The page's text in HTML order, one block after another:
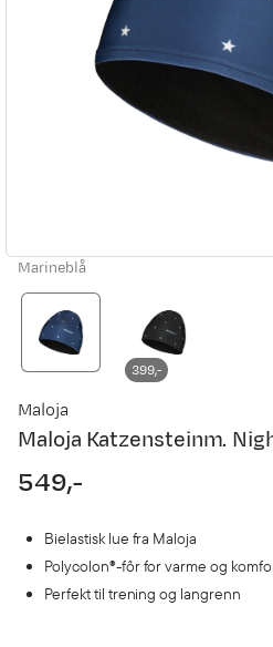
Marineblå
399,-
Maloja
Maloja Katzensteinm.
price
549,-
Bielastisk lue fra Maloja
Polycolon®-fôr for varme og
Perfekt til trening og langrenn